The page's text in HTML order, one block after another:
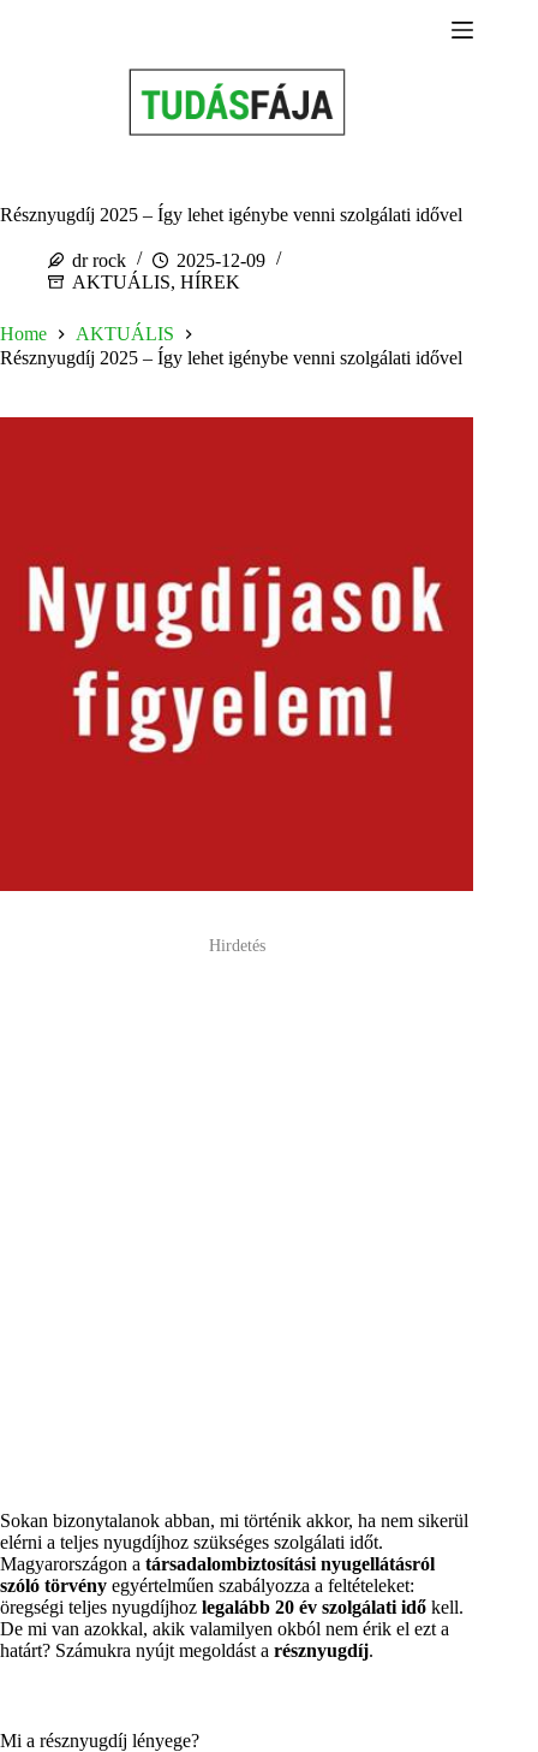
Résznyugdíj 2025 – Így lehet igénybe venni szolgálati idővel
dr rock
2025-12-09
AKTUÁLIS, HÍREK
Home
AKTUÁLIS
Résznyugdíj 2025 – Így lehet igénybe venni szolgálati idővel
Hirdetés
Sokan bizonytalanok abban, mi történik akkor, ha nem sikerül
elérni a teljes nyugdíjhoz szükséges szolgálati időt.
Magyarországon a társadalombiztosítási nyugellátásról
szóló törvény egyértelműen szabályozza a feltételeket:
öregségi teljes nyugdíjhoz legalább 20 év szolgálati idő kell.
De mi van azokkal, akik valamilyen okból nem érik el ezt a
határt? Számukra nyújt megoldást a résznyugdíj.
Mi a résznyugdíj lényege?